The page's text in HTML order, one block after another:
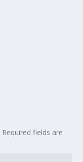
Required fields are